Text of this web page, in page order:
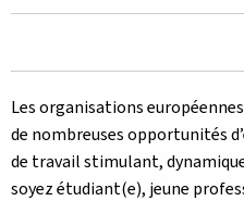
Les organisations
de nombreuses opportunités
de travail stimulant,
soyez étudiant(e), jeune